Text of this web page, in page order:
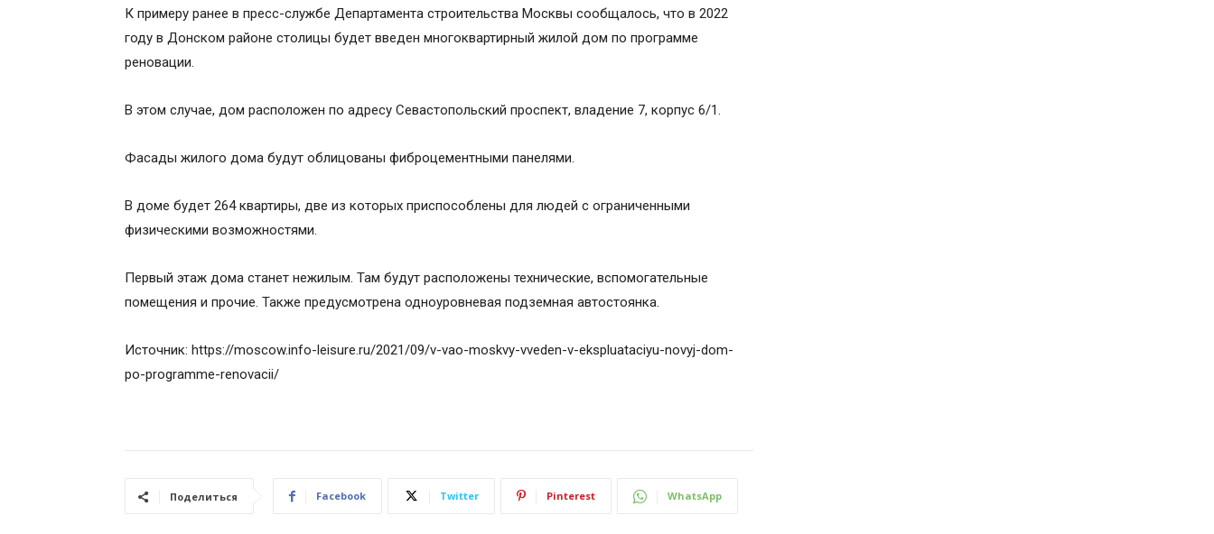
К примеру ранее в пресс-службе Департамента строительства Москвы сообщалось, что в 2022
году в Донском районе столицы будет введен многоквартирный жилой дом по программе
реновации.
В этом случае, дом расположен по адресу Севастопольский проспект, владение 7, корпус 6/1.
Фасады жилого дома будут облицованы фиброцементными панелями.
В доме будет 264 квартиры, две из которых приспособлены для людей с ограниченными
физическими возможностями.
Первый этаж дома станет нежилым. Там будут расположены технические, вспомогательные
помещения и прочие. Также предусмотрена одноуровневая подземная автостоянка.
Источник: https://moscow.info-leisure.ru/2021/09/v-vao-moskvy-vveden-v-ekspluataciyu-novyj-dom-
po-programme-renovacii/
Поделиться Facebook Twitter Pinterest WhatsApp